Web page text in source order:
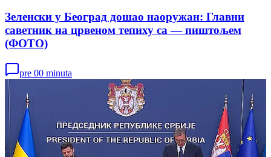
Зеленски у Београд дошао наоружан: Главни
саветник на црвеном тепиху са — пиштољем
(ФОТО)
pre 00 minuta